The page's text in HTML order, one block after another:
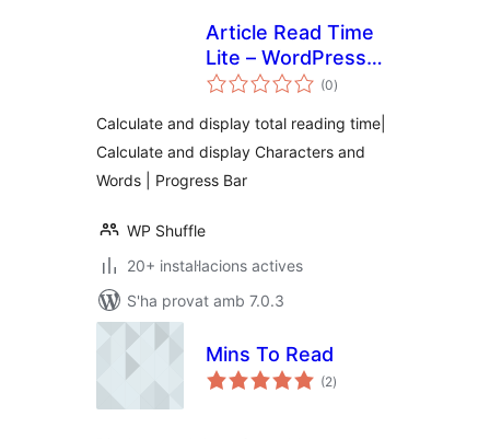
Article Read Time
Lite – WordPress
plugin for
reading time and
progress bar
(0puntuacions
totals
)
Calculate and display total reading time|
Calculate and display Characters and
Words | Progress Bar
WP Shuffle
20+ instal·lacions actives
S'ha provat amb 7.0.3
Mins To Read
(2puntuacions
totals
)